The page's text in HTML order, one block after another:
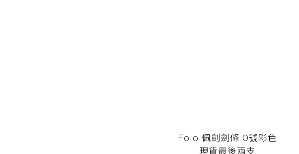
Folo 佩劍劍條 0號彩色
現貨最後兩支